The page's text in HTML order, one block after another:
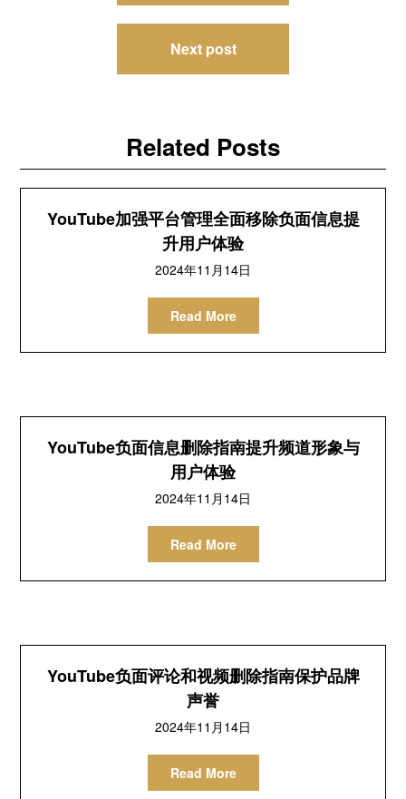
Next post
Related Posts
YouTube加强平台管理全面移除负面信息提
升用户体验
2024年11月14日
Read More
YouTube负面信息删除指南提升频道形象与
用户体验
2024年11月14日
Read More
YouTube负面评论和视频删除指南保护品牌
声誉
2024年11月14日
Read More